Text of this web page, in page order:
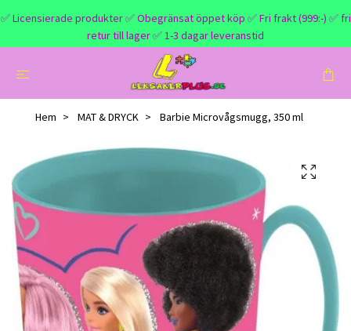
✅ Licensierade produkter ✅ Obegränsat öppet köp ✅ Fri frakt (999:-) ✅ fri
retur till lager ✅ 1-3 dagar leveranstid
Hem MAT & DRYCK Barbie Microvågsmugg, 350 ml